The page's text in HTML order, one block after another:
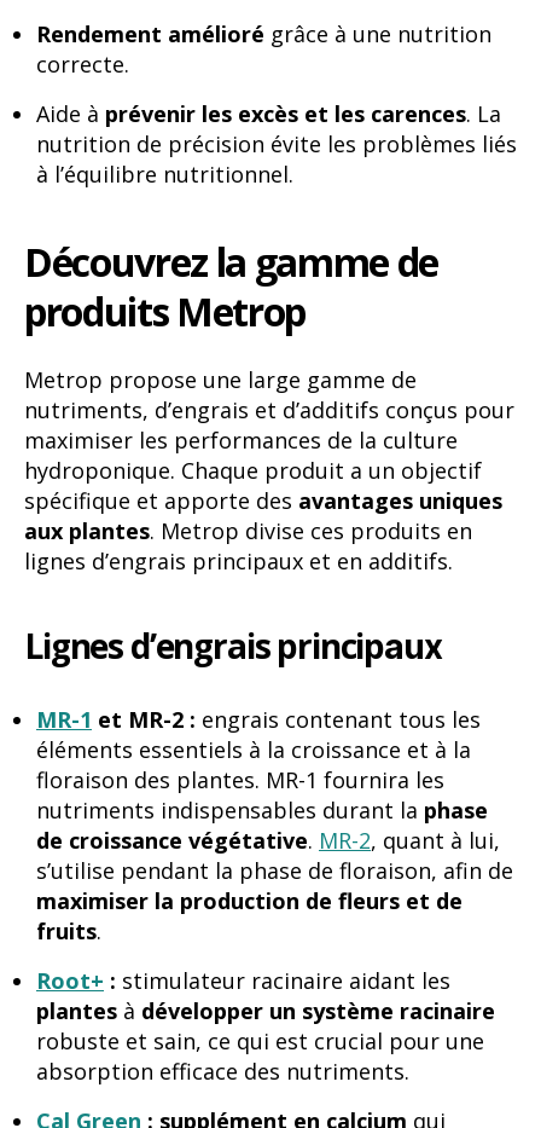
Rendement amélioré grâce à une nutrition
correcte.
Aide à prévenir les excès et les carences. La
nutrition de précision évite les problèmes liés
à l’équilibre nutritionnel.
Découvrez la gamme de
produits Metrop
Metrop propose une large gamme de
nutriments, d’engrais et d’additifs conçus pour
maximiser les performances de la culture
hydroponique. Chaque produit a un objectif
spécifique et apporte des avantages uniques
aux plantes. Metrop divise ces produits en
lignes d’engrais principaux et en additifs.
Lignes d’engrais principaux
MR-1 et MR-2 : engrais contenant tous les
éléments essentiels à la croissance et à la
floraison des plantes. MR-1 fournira les
nutriments indispensables durant la phase
de croissance végétative. MR-2, quant à lui,
s’utilise pendant la phase de floraison, afin de
maximiser la production de fleurs et de
fruits.
Root+ : stimulateur racinaire aidant les
plantes à développer un système racinaire
robuste et sain, ce qui est crucial pour une
absorption efficace des nutriments.
Cal Green : supplément en calcium qui